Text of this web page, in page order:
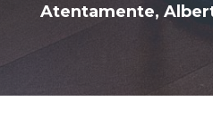
Atentamente,